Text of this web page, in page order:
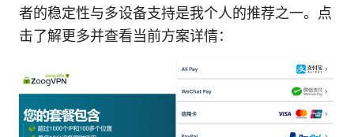
者的稳定性与多设备支持是我个人的推荐之一。点
击了解更多并查看当前方案详情：